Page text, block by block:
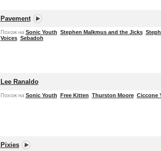
Pavement
Похож на Sonic Youth Stephen Malkmus and the Jicks
Voices Sebadoh
Lee Ranaldo
Похож на Sonic Youth Free Kitten Thurston Moore Ciccone
Pixies